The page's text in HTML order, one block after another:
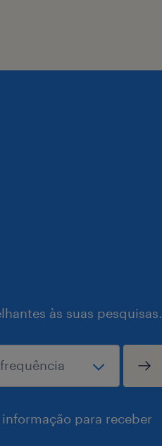
às suas pesquisas.
para receber